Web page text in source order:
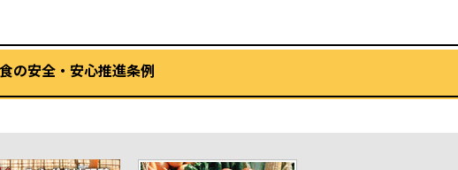
の安全・安心推進条例